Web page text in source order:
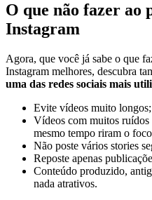
O que não fazer ao
Instagram
Agora, que você já sabe o que
Instagram melhores, descubra
uma das redes sociais mais
Evite vídeos muito longos;
Vídeos com muitos ruídos
mesmo tempo riram o
Não poste vários stories
Reposte apenas
Conteúdo produzido,
nada atrativos.